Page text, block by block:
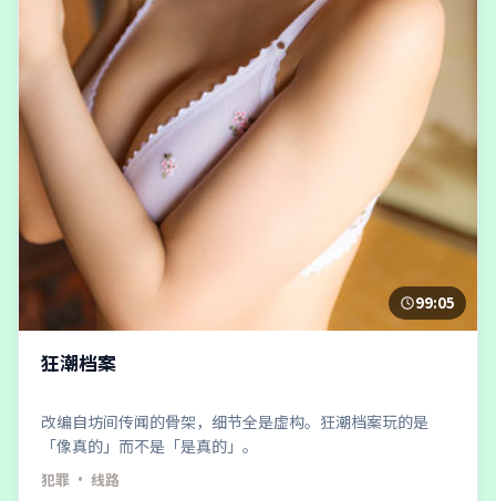
99:05
狂潮档案
改编自坊间传闻的骨架，细节全是虚构。狂潮档案玩的是
「像真的」而不是「是真的」。
犯罪 · 线路